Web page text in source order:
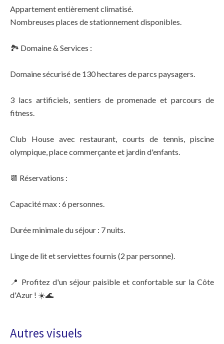
Appartement entièrement climatisé.
Nombreuses places de stationnement disponibles.
🏞️ Domaine & Services :
Domaine sécurisé de 130 hectares de parcs paysagers.
3 lacs artificiels, sentiers de promenade et parcours de
fitness.
Club House avec restaurant, courts de tennis, piscine
olympique, place commerçante et jardin d'enfants.
📆 Réservations :
Capacité max : 6 personnes.
Durée minimale du séjour : 7 nuits.
Linge de lit et serviettes fournis (2 par personne).
📍 Profitez d'un séjour paisible et confortable sur la Côte
d'Azur ! ☀️🌊
Autres visuels